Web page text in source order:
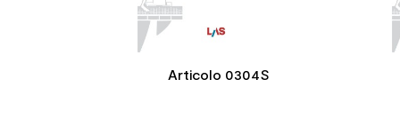
Articolo 0304S